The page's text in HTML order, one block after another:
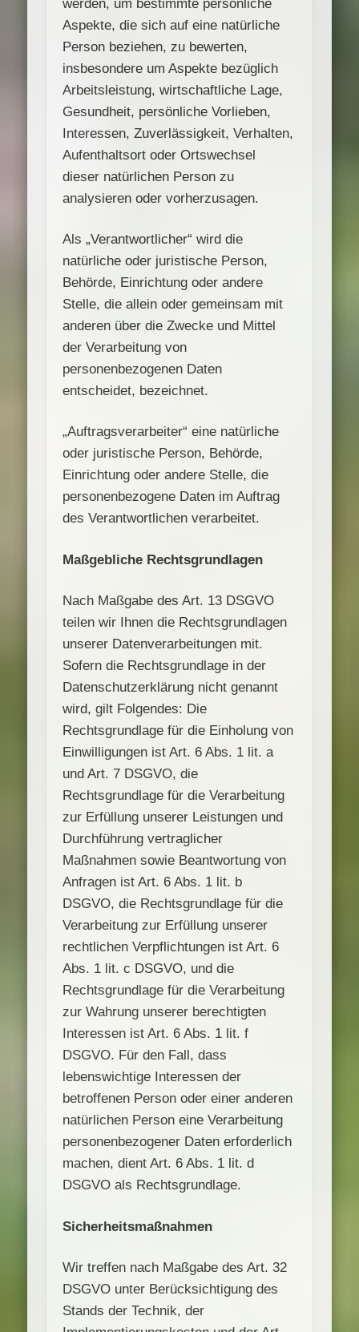
werden, um bestimmte persönliche
Aspekte, die sich auf eine natürliche
Person beziehen, zu bewerten,
insbesondere um Aspekte bezüglich
Arbeitsleistung, wirtschaftliche Lage,
Gesundheit, persönliche Vorlieben,
Interessen, Zuverlässigkeit, Verhalten,
Aufenthaltsort oder Ortswechsel
dieser natürlichen Person zu
analysieren oder vorherzusagen.
Als „Verantwortlicher“ wird die
natürliche oder juristische Person,
Behörde, Einrichtung oder andere
Stelle, die allein oder gemeinsam mit
anderen über die Zwecke und Mittel
der Verarbeitung von
personenbezogenen Daten
entscheidet, bezeichnet.
„Auftragsverarbeiter“ eine natürliche
oder juristische Person, Behörde,
Einrichtung oder andere Stelle, die
personenbezogene Daten im Auftrag
des Verantwortlichen verarbeitet.
Maßgebliche Rechtsgrundlagen
Nach Maßgabe des Art. 13 DSGVO
teilen wir Ihnen die Rechtsgrundlagen
unserer Datenverarbeitungen mit.
Sofern die Rechtsgrundlage in der
Datenschutzerklärung nicht genannt
wird, gilt Folgendes: Die
Rechtsgrundlage für die Einholung von
Einwilligungen ist Art. 6 Abs. 1 lit. a
und Art. 7 DSGVO, die
Rechtsgrundlage für die Verarbeitung
zur Erfüllung unserer Leistungen und
Durchführung vertraglicher
Maßnahmen sowie Beantwortung von
Anfragen ist Art. 6 Abs. 1 lit. b
DSGVO, die Rechtsgrundlage für die
Verarbeitung zur Erfüllung unserer
rechtlichen Verpflichtungen ist Art. 6
Abs. 1 lit. c DSGVO, und die
Rechtsgrundlage für die Verarbeitung
zur Wahrung unserer berechtigten
Interessen ist Art. 6 Abs. 1 lit. f
DSGVO. Für den Fall, dass
lebenswichtige Interessen der
betroffenen Person oder einer anderen
natürlichen Person eine Verarbeitung
personenbezogener Daten erforderlich
machen, dient Art. 6 Abs. 1 lit. d
DSGVO als Rechtsgrundlage.
Sicherheitsmaßnahmen
Wir treffen nach Maßgabe des Art. 32
DSGVO unter Berücksichtigung des
Stands der Technik, der